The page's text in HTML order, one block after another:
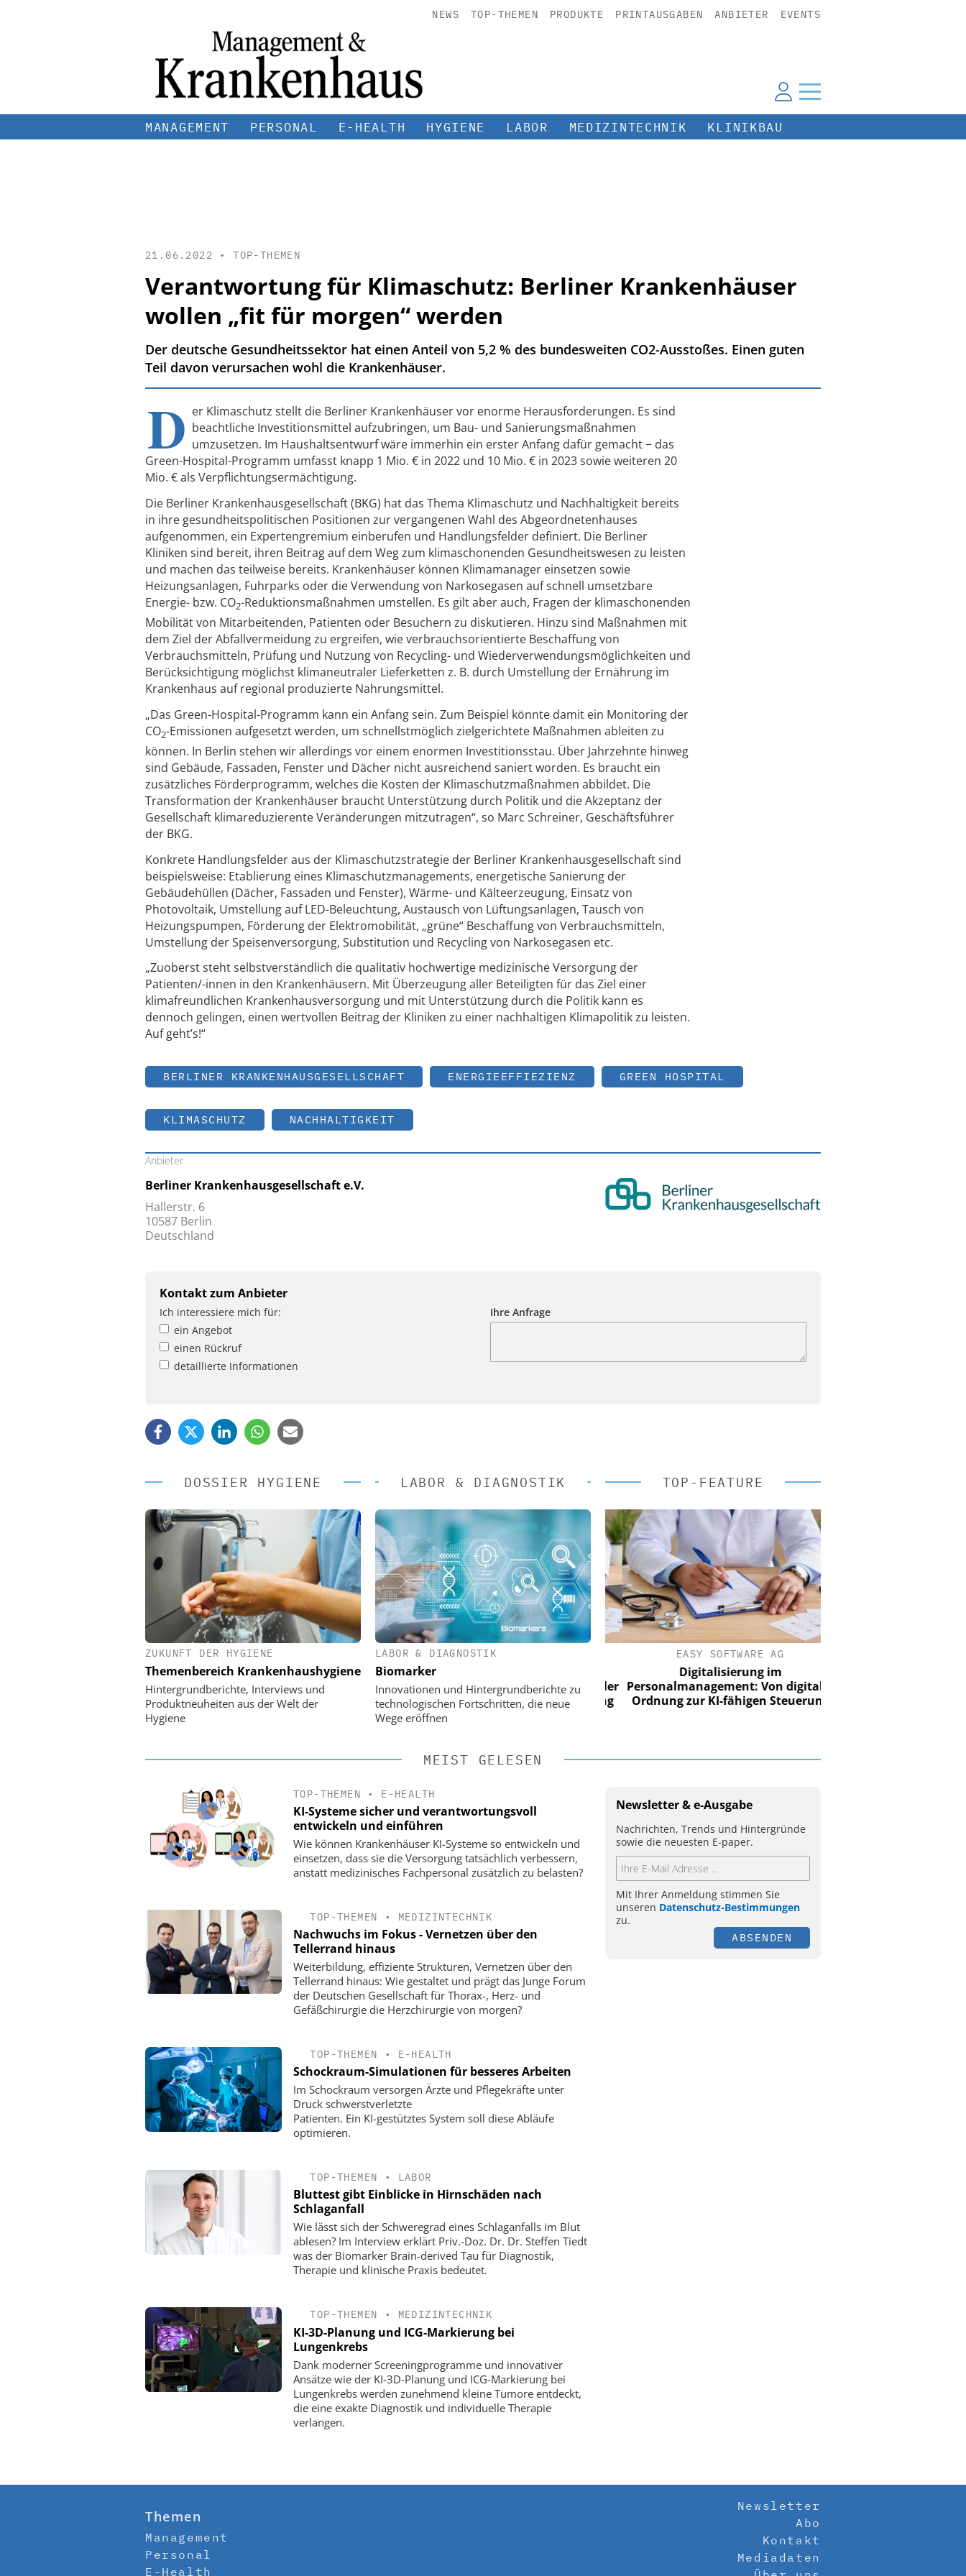
NEWS TOP-THEMEN PRODUKTE PRINTAUSGABEN ANBIETER EVENTS
MANAGEMENT PERSONAL E-HEALTH HYGIENE LABOR MEDIZINTECHNIK KLINIKBAU
21.06.2022 •TOP-THEMEN
Verantwortung für Klimaschutz: Berliner Krankenhäuser
wollen „fit für morgen“ werden
Der deutsche Gesundheitssektor hat einen Anteil von 5,2 % des bundesweiten CO2-Ausstoßes. Einen guten
Teil davon verursachen wohl die Krankenhäuser.
D er Klimaschutz stellt die Berliner Krankenhäuser vor enorme Herausforderungen. Es sind
beachtliche Investitionsmittel aufzubringen, um Bau- und Sanierungsmaßnahmen
umzusetzen. Im Haushaltsentwurf wäre immerhin ein erster Anfang dafür gemacht − das
Green-Hospital-Programm umfasst knapp 1 Mio. € in 2022 und 10 Mio. € in 2023 sowie weiteren 20
Mio. € als Verpflichtungsermächtigung.
Die Berliner Krankenhausgesellschaft (BKG) hat das Thema Klimaschutz und Nachhaltigkeit bereits
in ihre gesundheitspolitischen Positionen zur vergangenen Wahl des Abgeordnetenhauses
aufgenommen, ein Expertengremium einberufen und Handlungsfelder definiert. Die Berliner
Kliniken sind bereit, ihren Beitrag auf dem Weg zum klimaschonenden Gesundheitswesen zu leisten
und machen das teilweise bereits. Krankenhäuser können Klimamanager einsetzen sowie
Heizungsanlagen, Fuhrparks oder die Verwendung von Narkosegasen auf schnell umsetzbare
Energie- bzw. CO2-Reduktionsmaßnahmen umstellen. Es gilt aber auch, Fragen der klimaschonenden
Mobilität von Mitarbeitenden, Patienten oder Besuchern zu diskutieren. Hinzu sind Maßnahmen mit
dem Ziel der Abfallvermeidung zu ergreifen, wie verbrauchsorientierte Beschaffung von
Verbrauchsmitteln, Prüfung und Nutzung von Recycling- und Wiederverwendungsmöglichkeiten und
Berücksichtigung möglichst klimaneutraler Lieferketten z. B. durch Umstellung der Ernährung im
Krankenhaus auf regional produzierte Nahrungsmittel.
„Das Green-Hospital-Programm kann ein Anfang sein. Zum Beispiel könnte damit ein Monitoring der
CO2-Emissionen aufgesetzt werden, um schnellstmöglich zielgerichtete Maßnahmen ableiten zu
können. In Berlin stehen wir allerdings vor einem enormen Investitionsstau. Über Jahrzehnte hinweg
sind Gebäude, Fassaden, Fenster und Dächer nicht ausreichend saniert worden. Es braucht ein
zusätzliches Förderprogramm, welches die Kosten der Klimaschutzmaßnahmen abbildet. Die
Transformation der Krankenhäuser braucht Unterstützung durch Politik und die Akzeptanz der
Gesellschaft klimareduzierente Veränderungen mitzutragen“, so Marc Schreiner, Geschäftsführer
der BKG.
Konkrete Handlungsfelder aus der Klimaschutzstrategie der Berliner Krankenhausgesellschaft sind
beispielsweise: Etablierung eines Klimaschutzmanagements, energetische Sanierung der
Gebäudehüllen (Dächer, Fassaden und Fenster), Wärme- und Kälteerzeugung, Einsatz von
Photovoltaik, Umstellung auf LED-Beleuchtung, Austausch von Lüftungsanlagen, Tausch von
Heizungspumpen, Förderung der Elektromobilität, „grüne“ Beschaffung von Verbrauchsmitteln,
Umstellung der Speisenversorgung, Substitution und Recycling von Narkosegasen etc.
„Zuoberst steht selbstverständlich die qualitativ hochwertige medizinische Versorgung der
Patienten/-innen in den Krankenhäusern. Mit Überzeugung aller Beteiligten für das Ziel einer
klimafreundlichen Krankenhausversorgung und mit Unterstützung durch die Politik kann es
dennoch gelingen, einen wertvollen Beitrag der Kliniken zu einer nachhaltigen Klimapolitik zu leisten.
Auf geht’s!“
BERLINER KRANKENHAUSGESELLSCHAFT ENERGIEEFFIEZIENZ GREEN HOSPITAL
KLIMASCHUTZ NACHHALTIGKEIT
Anbieter
Berliner Krankenhausgesellschaft e.V.
Hallerstr. 6
10587 Berlin
Deutschland
Kontakt zum Anbieter
Ich interessiere mich für:
ein Angebot
einen Rückruf
detaillierte Informationen
Ihre Anfrage
DOSSIER HYGIENE
ZUKUNFT DER HYGIENE
Themenbereich Krankenhaushygiene
Hintergrundberichte, Interviews und
Produktneuheiten aus der Welt der
Hygiene
LABOR & DIAGNOSTIK
LABOR & DIAGNOSTIK
Biomarker
Innovationen und Hintergrundberichte zu
technologischen Fortschritten, die neue
Wege eröffnen
TOP-FEATURE
EASY SOFTWARE AG
Digitalisierung im
Personalmanagement: Von digitaler
Ordnung zur KI-fähigen Steuerung
EASY SOFTWARE AG
Personalmanagement: Von digitaler
Ordnung zur KI-fähigen Steuerung
EASY SOFTWARE AG
Digitalisierung im
Personalmanagement: Von digitaler
Ordnung zur KI-fähigen Steuerung
MEIST GELESEN
TOP-THEMEN • E-HEALTH
KI-Systeme sicher und verantwortungsvoll
entwickeln und einführen
Wie können Krankenhäuser KI-Systeme so entwickeln und
einsetzen, dass sie die Versorgung tatsächlich verbessern,
anstatt medizinisches Fachpersonal zusätzlich zu belasten?
TOP-THEMEN • MEDIZINTECHNIK
Nachwuchs im Fokus - Vernetzen über den
Tellerrand hinaus
Weiterbildung, effiziente Strukturen, Vernetzen über den
Tellerrand hinaus: Wie gestaltet und prägt das Junge Forum
der Deutschen Gesellschaft für Thorax-, Herz- und
Gefäßchirurgie die Herzchirurgie von morgen?
TOP-THEMEN • E-HEALTH
Schockraum-Simulationen für besseres Arbeiten
Im Schockraum versorgen Ärzte und Pflegekräfte unter
Druck schwerstverletzte
Patienten. Ein KI-gestütztes System soll diese Abläufe
optimieren.
TOP-THEMEN • LABOR
Bluttest gibt Einblicke in Hirnschäden nach
Schlaganfall
Wie lässt sich der Schweregrad eines Schlaganfalls im Blut
ablesen? Im Interview erklärt Priv.-Doz. Dr. Dr. Steffen Tiedt
was der Biomarker Brain-derived Tau für Diagnostik,
Therapie und klinische Praxis bedeutet.
TOP-THEMEN • MEDIZINTECHNIK
KI-3D-Planung und ICG-Markierung bei
Lungenkrebs
Dank moderner Screeningprogramme und innovativer
Ansätze wie der KI-3D-Planung und ICG-Markierung bei
Lungenkrebs werden zunehmend kleine Tumore entdeckt,
die eine exakte Diagnostik und individuelle Therapie
verlangen.
Newsletter & e-Ausgabe
Nachrichten, Trends und Hintergründe
sowie die neuesten E-paper.
Mit Ihrer Anmeldung stimmen Sie
unseren Datenschutz-Bestimmungen
zu.
ABSENDEN
Themen
Management
Personal
E-Health
Newsletter
Abo
Kontakt
Mediadaten